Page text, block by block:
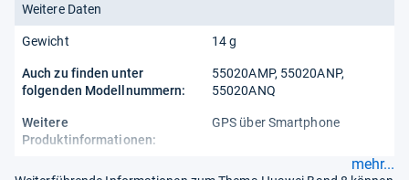
Weitere Daten
Gewicht 14 g
Auch zu finden unter
folgenden Modellnummern:
55020AMP, 55020ANP,
55020ANQ
Weitere
Produktinformationen:
GPS über Smartphone
mehr...